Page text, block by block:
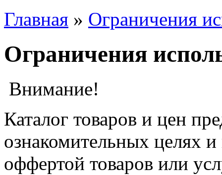
Главная » Ограничения
Ограничения
Внимание!
Каталог товаров и цен
ознакомительных целях
оффертой товаров или